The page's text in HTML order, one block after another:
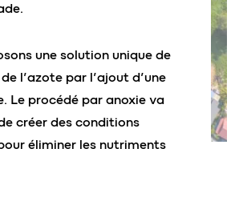
une solution unique de
l’azote par l’ajout d’une
Le procédé par anoxie va
créer des conditions
éliminer les nutriments